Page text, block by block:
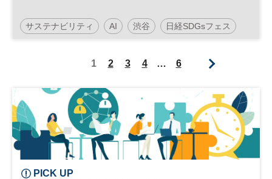
サステナビリティ AI 渋谷 日経SDGsフェス
1 2 3 4 … 6
PICK UP